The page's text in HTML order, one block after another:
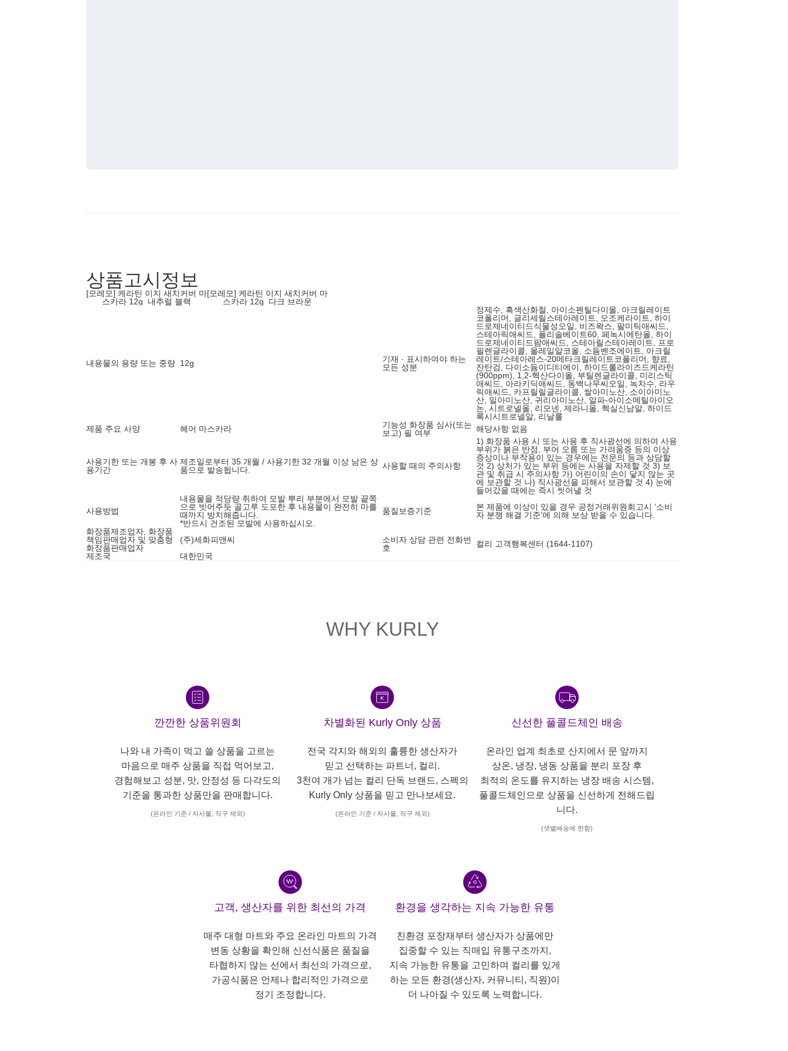
상품고시정보
[모레모] 케라틴 이지 새치커버 마
스카라 12g_내추럴 블랙
[모레모] 케라틴 이지 새치커버 마
스카라 12g_다크 브라운
내용물의 용량 또는 중량 12g
기재 · 표시하여야 하는
모든 성분
정제수, 흑색산화철, 아이소펜틸다이올, 아크릴레이트
코폴리머, 글리세릴스테아레이트, 오조케라이트, 하이
드로제네이티드식물성오일, 비즈왁스, 팔미틱애씨드,
스테아릭애씨드, 폴리솔베이트60, 페녹시에탄올, 하이
드로제네이티드팜애씨드, 스테아릴스테아레이트, 프로
필렌글라이콜, 올레일알코올, 소듐벤조에이트, 아크릴
레이트/스테아레스-20메타크릴레이트코폴리머, 향료,
잔탄검, 다이소듐이디티에이, 하이드롤라이즈드케라틴
(900ppm), 1,2-헥산다이올, 부틸렌글라이콜, 미리스틱
애씨드, 아라키딕애씨드, 동백나무씨오일, 녹차수, 라우
릭애씨드, 카프릴릴글라이콜, 쌀아미노산, 소이아미노
산, 밀아미노산, 귀리아미노산, 알파-아이소메틸아이오
논, 시트로넬올, 리모넨, 제라니올, 헥실신남알, 하이드
록시시트로넬알, 리날룰
제품 주요 사양
헤어 마스카라
기능성 화장품 심사(또는
보고) 필 여부
해당사항 없음
사용기한 또는 개봉 후 사
용기간
제조일로부터 35 개월 / 사용기한 32 개월 이상 남은 상
품으로 발송됩니다.
사용할 때의 주의사항
1) 화장품 사용 시 또는 사용 후 직사광선에 의하여 사용
부위가 붉은 반점, 부어 오름 또는 가려움증 등의 이상
증상이나 부작용이 있는 경우에는 전문의 등과 상담할
것 2) 상처가 있는 부위 등에는 사용을 자제할 것 3) 보
관 및 취급 시 주의사항 가) 어린이의 손이 닿지 않는 곳
에 보관할 것 나) 직사광선을 피해서 보관할 것 4) 눈에
들어갔을 때에는 즉시 씻어낼 것
사용방법
내용물을 적당량 취하여 모발 뿌리 부분에서 모발 끝쪽
으로 빗어주듯 골고루 도포한 후 내용물이 완전히 마를
때까지 방치해줍니다.
*반드시 건조된 모발에 사용하십시오.
품질보증기준
본 제품에 이상이 있을 경우 공정거래위원회고시 ‘소비
자 분쟁 해결 기준’에 의해 보상 받을 수 있습니다.
화장품제조업자, 화장품
책임판매업자 및 맞춤형
화장품판매업자
(주)세화피앤씨
소비자 상담 관련 전화번
호
컬리 고객행복센터 (1644-1107)
제조국
대한민국
WHY KURLY
깐깐한 상품위원회
나와 내 가족이 먹고 쓸 상품을 고르는
마음으로 매주 상품을 직접 먹어보고,
경험해보고 성분, 맛, 안정성 등 다각도의
기준을 통과한 상품만을 판매합니다.
(온라인 기준 / 자사몰, 직구 제외)
차별화된 Kurly Only 상품
전국 각지와 해외의 훌륭한 생산자가
믿고 선택하는 파트너, 컬리.
3천여 개가 넘는 컬리 단독 브랜드, 스펙의
Kurly Only 상품을 믿고 만나보세요.
(온라인 기준 / 자사몰, 직구 제외)
신선한 풀콜드체인 배송
온라인 업계 최초로 산지에서 문 앞까지
상온, 냉장, 냉동 상품을 분리 포장 후
최적의 온도를 유지하는 냉장 배송 시스템,
풀콜드체인으로 상품을 신선하게 전해드립
니다.
(샛별배송에 한함)
고객, 생산자를 위한 최선의 가격
매주 대형 마트와 주요 온라인 마트의 가격
변동 상황을 확인해 신선식품은 품질을
타협하지 않는 선에서 최선의 가격으로,
가공식품은 언제나 합리적인 가격으로
정기 조정합니다.
환경을 생각하는 지속 가능한 유통
친환경 포장재부터 생산자가 상품에만
집중할 수 있는 직매입 유통구조까지,
지속 가능한 유통을 고민하며 컬리를 있게
하는 모든 환경(생산자, 커뮤니티, 직원)이
더 나아질 수 있도록 노력합니다.